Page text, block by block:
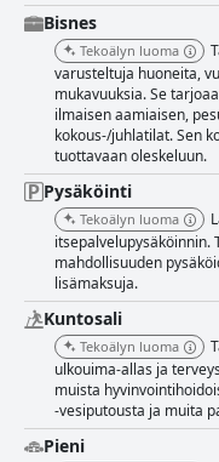
Bisnes
Tekoälyn luoma
varusteltuja huoneita,
mukavuuksia. Se
ilmaisen aamiaisen,
kokous-/juhlatilat. Sen
tuottavaan oleskeluun.
Pysäköinti
Tekoälyn luoma
itsepalvelupysäköinnin.
mahdollisuuden
lisämaksuja.
Kuntosali
Tekoälyn luoma
ulkouima-allas ja
muista
-vesiputousta ja muita
Pieni